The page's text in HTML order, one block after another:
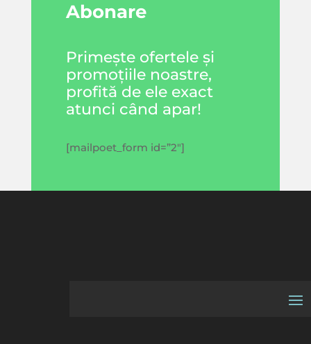
Abonare
Primește ofertele și
promoțiile noastre,
profită de ele exact
atunci când apar!
[mailpoet_form id=”2″]